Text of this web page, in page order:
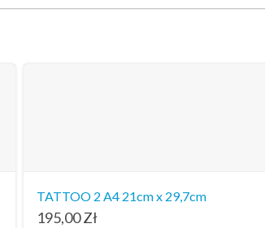
TATTOO 2 A4 21cm x 29,7cm
195,00Zł